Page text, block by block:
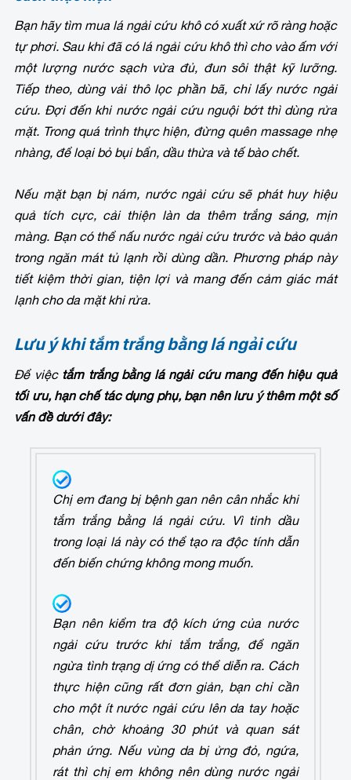
Bạn hãy tìm mua lá ngải cứu khô có xuất xứ rõ ràng hoặc
tự phơi. Sau khi đã có lá ngải cứu khô thì cho vào ấm với
một lượng nước sạch vừa đủ, đun sôi thật kỹ lưỡng.
Tiếp theo, dùng vải thô lọc phần bã, chỉ lấy nước ngải
cứu. Đợi đến khi nước ngải cứu nguội bớt thì dùng rửa
mặt. Trong quá trình thực hiện, đừng quên massage nhẹ
nhàng, để loại bỏ bụi bẩn, dầu thừa và tế bào chết.
Nếu mặt bạn bị nám, nước ngải cứu sẽ phát huy hiệu
quả tích cực, cải thiện làn da thêm trắng sáng, mịn
màng. Bạn có thể nấu nước ngải cứu trước và bảo quản
trong ngăn mát tủ lạnh rồi dùng dần. Phương pháp này
tiết kiệm thời gian, tiện lợi và mang đến cảm giác mát
lạnh cho da mặt khi rửa.
Lưu ý khi tắm trắng bằng lá ngải cứu
Để việc tắm trắng bằng lá ngải cứu mang đến hiệu quả
tối ưu, hạn chế tác dụng phụ, bạn nên lưu ý thêm một số
vấn đề dưới đây:
Chị em đang bị bệnh gan nên cân nhắc khi
tắm trắng bằng lá ngải cứu. Vì tinh dầu
trong loại lá này có thể tạo ra độc tính dẫn
đến biến chứng không mong muốn.
Bạn nên kiểm tra độ kích ứng của nước
ngải cứu trước khi tắm trắng, để ngăn
ngừa tình trạng dị ứng có thể diễn ra. Cách
thực hiện cũng rất đơn giản, bạn chỉ cần
cho một ít nước ngải cứu lên da tay hoặc
chân, chờ khoảng 30 phút và quan sát
phản ứng. Nếu vùng da bị ửng đỏ, ngứa,
rát thì chị em không nên dùng nước ngải